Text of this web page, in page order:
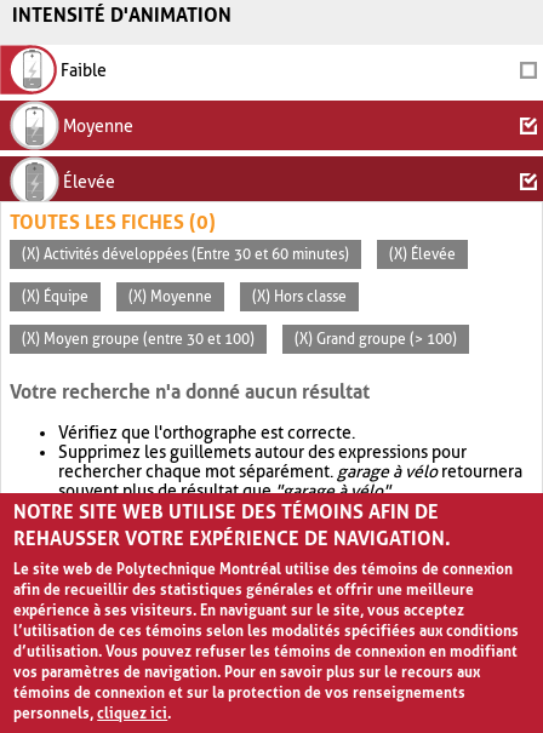
INTENSITÉ D'ANIMATION
Faible
Moyenne
Élevée
TOUTES LES FICHES (0)
(X) Activités développées (Entre 30 et 60 minutes) (X) Élevée
(X) Équipe (X) Moyenne (X) Hors classe
(X) Moyen groupe (entre 30 et 100) (X) Grand groupe (> 100)
Votre recherche n'a donné aucun résultat
Vérifiez que l'orthographe est correcte.
Supprimez les guillemets autour des expressions pour
rechercher chaque mot séparément. garage à véloretournera
souvent plus de résultat que"garage à vélo".
Envisagez d'élargir votre recherche avec OR.garage OR vélo
retournera souvent plus de résultat quegarage à vélo
NOTRE SITE WEB UTILISE DES TÉMOINS AFIN DE
REHAUSSER VOTRE EXPÉRIENCE DE NAVIGATION.
Le site web de Polytechnique Montréal utilise des témoins de connexion
afin de recueillir des statistiques générales et offrir une meilleure
expérience à ses visiteurs. En naviguant sur le site, vous acceptez
l’utilisation de ces témoins selon les modalités spécifiées aux conditions
d’utilisation. Vous pouvez refuser les témoins de connexion en modifiant
vos paramètres de navigation. Pour en savoir plus sur le recours aux
témoins de connexion et sur la protection de vos renseignements
personnels,cliquez ici.